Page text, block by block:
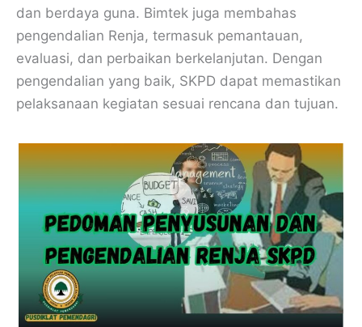
dan berdaya guna. Bimtek juga membahas
pengendalian Renja, termasuk pemantauan,
evaluasi, dan perbaikan berkelanjutan. Dengan
pengendalian yang baik, SKPD dapat memastikan
pelaksanaan kegiatan sesuai rencana dan tujuan.